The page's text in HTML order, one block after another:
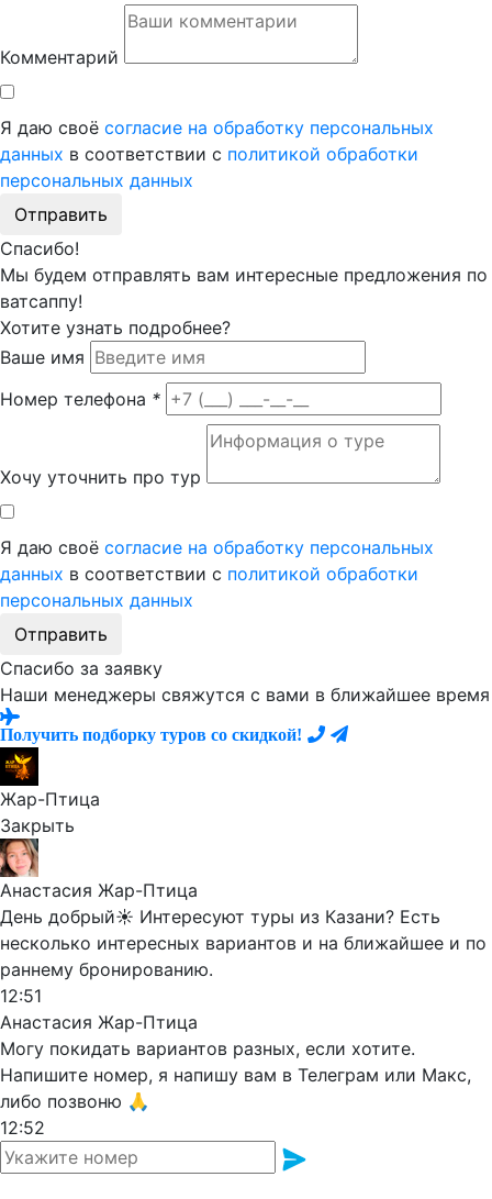
Комментарий
Я даю своё согласие на обработку персональных
данных в соответствии с политикой обработки
персональных данных
Отправить
Спасибо!
Мы будем отправлять вам интересные предложения по
ватсаппу!
Хотите узнать подробнее?
Ваше имя
Номер телефона *
Хочу уточнить про тур
Я даю своё согласие на обработку персональных
данных в соответствии с политикой обработки
персональных данных
Отправить
Спасибо за заявку
Наши менеджеры свяжутся с вами в ближайшее время
Получить подборку туров со скидкой!
Жар-Птица
Закрыть
Анастасия Жар-Птица
День добрый☀️ Интересуют туры из Казани? Есть
несколько интересных вариантов и на ближайшее и по
раннему бронированию.
12:51
Анастасия Жар-Птица
Могу покидать вариантов разных, если хотите.
Напишите номер, я напишу вам в Телеграм или Макс,
либо позвоню 🙏
12:52